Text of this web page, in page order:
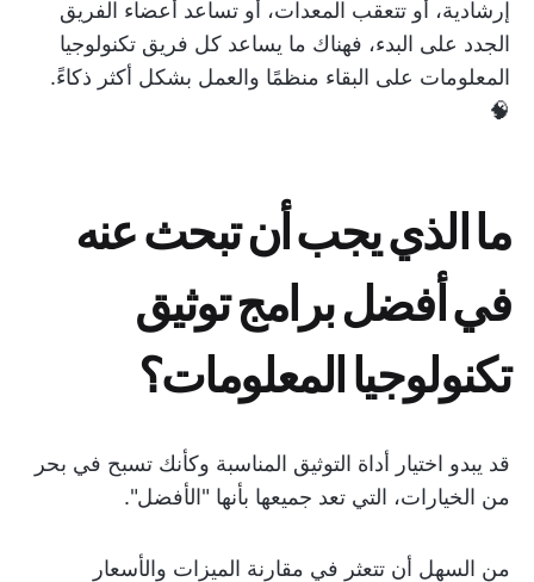
إرشادية، أو تتعقب المعدات، أو تساعد أعضاء الفريق
الجدد على البدء، فهناك ما يساعد كل فريق تكنولوجيا
المعلومات على البقاء منظمًا والعمل بشكل أكثر ذكاءً.
🧠
ما الذي يجب أن تبحث عنه
في أفضل برامج توثيق
تكنولوجيا المعلومات؟
قد يبدو اختيار أداة التوثيق المناسبة وكأنك تسبح في بحر
من الخيارات، التي تعد جميعها بأنها "الأفضل".
من السهل أن تتعثر في مقارنة الميزات والأسعار